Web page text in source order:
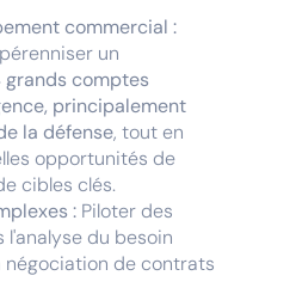
commercial :
un
grands comptes
principalement
la défense, tout en
opportunités de
cibles clés.
: Piloter des
du besoin
négociation de contrats